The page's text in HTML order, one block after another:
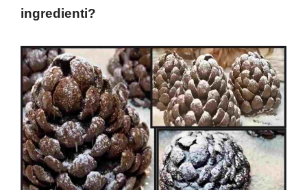
ingredienti?